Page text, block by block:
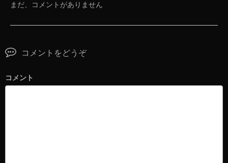
まだ、コメントがありません
コメントをどうぞ
コメント